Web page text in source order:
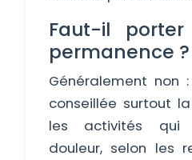
Faut-il
permanence ?
Généralement non
conseillée surtout
les activités qui
douleur, selon les